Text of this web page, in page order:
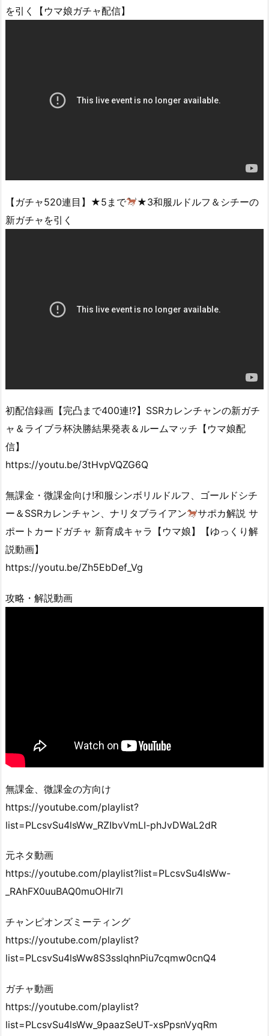
を引く【ウマ娘ガチャ配信】
【ガチャ520連目】★5まで
★3和服ルドルフ＆シチーの
新ガチャを引く
初配信録画【完凸まで400連!?】SSRカレンチャンの新ガチ
ャ＆ライブラ杯決勝結果発表＆ルームマッチ【ウマ娘配
信】
https://youtu.be/3tHvpVQZG6Q
無課金・微課金向け!和服シンボリルドルフ、ゴールドシチ
ー＆SSRカレンチャン、ナリタブライアン
サポカ解説 サ
ポートカードガチャ 新育成キャラ【ウマ娘】【ゆっくり解
説動画】
https://youtu.be/Zh5EbDef_Vg
攻略・解説動画
無課金、微課金の方向け
https://youtube.com/playlist?
list=PLcsvSu4lsWw_RZIbvVmLI-phJvDWaL2dR
元ネタ動画
https://youtube.com/playlist?list=PLcsvSu4lsWw-
_RAhFX0uuBAQ0muOHlr7l
チャンピオンズミーティング
https://youtube.com/playlist?
list=PLcsvSu4lsWw8S3sslqhnPiu7cqmw0cnQ4
ガチャ動画
https://youtube.com/playlist?
list=PLcsvSu4lsWw_9paazSeUT-xsPpsnVyqRm